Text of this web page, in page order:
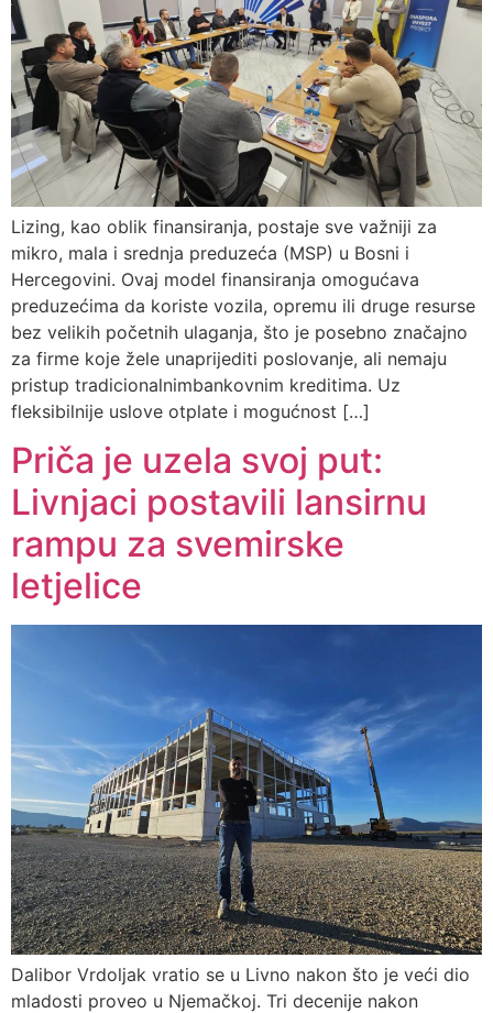
Lizing, kao oblik finansiranja, postaje sve važniji za
mikro, mala i srednja preduzeća (MSP) u Bosni i
Hercegovini. Ovaj model finansiranja omogućava
preduzećima da koriste vozila, opremu ili druge resurse
bez velikih početnih ulaganja, što je posebno značajno
za firme koje žele unaprijediti poslovanje, ali nemaju
pristup tradicionalnimbankovnim kreditima. Uz
fleksibilnije uslove otplate i mogućnost […]
Priča je uzela svoj put:
Livnjaci postavili lansirnu
rampu za svemirske
letjelice
Dalibor Vrdoljak vratio se u Livno nakon što je veći dio
mladosti proveo u Njemačkoj. Tri decenije nakon